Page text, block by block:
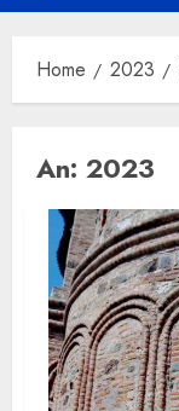
Menu
Home 2023
An: 2023